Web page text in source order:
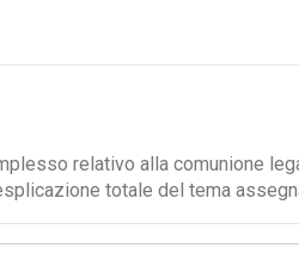
relativo alla comunione
totale del tema